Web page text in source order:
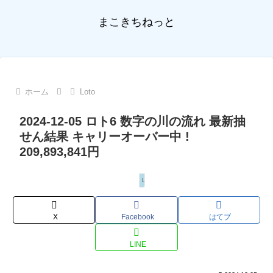
まこきちねっと
ホーム Loto
2024-12-05 ロト6 数字の川の流れ 最新抽
せん結果 キャリーオーバー中 !
209,893,841円
Loto
X Facebook はてブ
LINE